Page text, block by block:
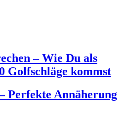
– Wie Du als
Golfschläge kommst
Perfekte Annäherung